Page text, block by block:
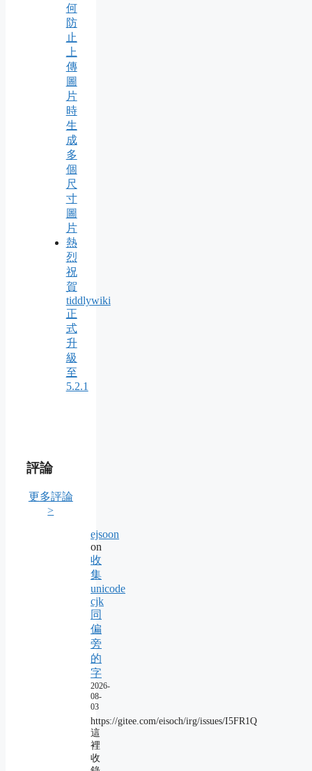
何
防
止
上
傳
圖
片
時
生
成
多
個
尺
寸
圖
片
熱
烈
祝
賀
tiddlywiki
正
式
升
級
至
5.2.1
評論
更多評論
>
ejsoon
on
收
集
unicode
cjk
同
偏
旁
的
字
2026-
08-
03
https://gitee.com/eisoch/irg/issues/I5FR1Q
這
裡
收